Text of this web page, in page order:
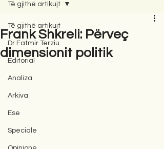
Të gjithë artikujt
Dr Fatmir Terziu
Editorial
Analiza
Arkiva
Ese
Speciale
Të gjithë artikujt
Frank Shkreli: Përveç
dimensionit politik